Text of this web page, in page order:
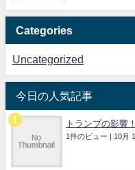
Categories
Uncategorized
今日の人気記事
トランプの影響
1件のビュー | 10月